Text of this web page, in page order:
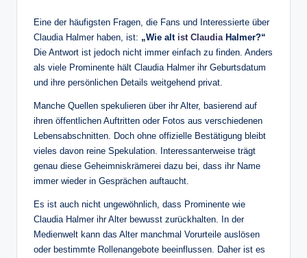
Eine der häufigsten Fragen, die Fans und Interessierte über
Claudia Halmer haben, ist: „Wie alt ist Claudia Halmer?“
Die Antwort ist jedoch nicht immer einfach zu finden. Anders
als viele Prominente hält Claudia Halmer ihr Geburtsdatum
und ihre persönlichen Details weitgehend privat.
Manche Quellen spekulieren über ihr Alter, basierend auf
ihren öffentlichen Auftritten oder Fotos aus verschiedenen
Lebensabschnitten. Doch ohne offizielle Bestätigung bleibt
vieles davon reine Spekulation. Interessanterweise trägt
genau diese Geheimniskrämerei dazu bei, dass ihr Name
immer wieder in Gesprächen auftaucht.
Es ist auch nicht ungewöhnlich, dass Prominente wie
Claudia Halmer ihr Alter bewusst zurückhalten. In der
Medienwelt kann das Alter manchmal Vorurteile auslösen
oder bestimmte Rollenangebote beeinflussen. Daher ist es